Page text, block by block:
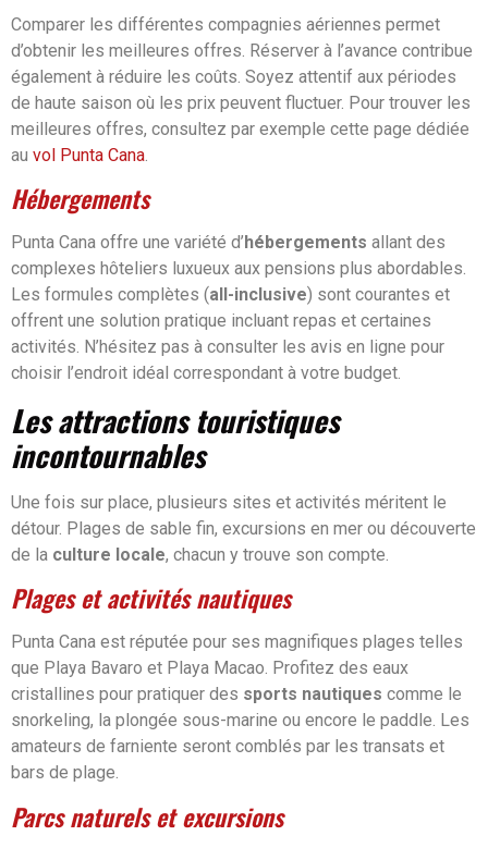
Comparer les différentes compagnies aériennes permet
d’obtenir les meilleures offres. Réserver à l’avance contribue
également à réduire les coûts. Soyez attentif aux périodes
de haute saison où les prix peuvent fluctuer. Pour trouver les
meilleures offres, consultez par exemple cette page dédiée
au vol Punta Cana.
Hébergements
Punta Cana offre une variété d’ hébergements allant des
complexes hôteliers luxueux aux pensions plus abordables.
Les formules complètes (all-inclusive) sont courantes et
offrent une solution pratique incluant repas et certaines
activités. N’hésitez pas à consulter les avis en ligne pour
choisir l’endroit idéal correspondant à votre budget.
Les attractions touristiques
incontournables
Une fois sur place, plusieurs sites et activités méritent le
détour. Plages de sable fin, excursions en mer ou découverte
de la culture locale, chacun y trouve son compte.
Plages et activités nautiques
Punta Cana est réputée pour ses magnifiques plages telles
que Playa Bavaro et Playa Macao. Profitez des eaux
cristallines pour pratiquer des sports nautiques comme le
snorkeling, la plongée sous-marine ou encore le paddle. Les
amateurs de farniente seront comblés par les transats et
bars de plage.
Parcs naturels et excursions